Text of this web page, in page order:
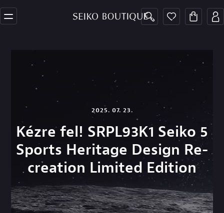
2025. 07. 23.
Kézre fel! SRPL93K1 Seiko 5
Sports Heritage Design Re-
creation Limited Edition